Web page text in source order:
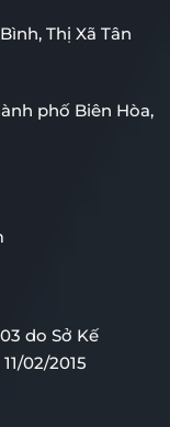
Thị Xã Tân
phố Biên Hòa,
do Sở Kế
02/2015